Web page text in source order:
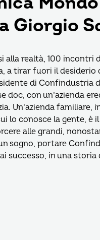
Giorgio
alla realtà, 100 incontri
a tirar fuori il
di Confindustria
doc, con un’azienda
Un’azienda
lo conosce la gente, è
alle grandi,
sogno, portare
successo, in una storia